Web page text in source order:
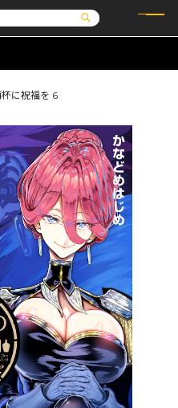
ライトノベル
ノベルス
ノベルスf
オーバーラップ広報室
お問い合わせはこちら
ップ文庫
プノベルス
ノベルスf
ノベルス
に祝福を 6